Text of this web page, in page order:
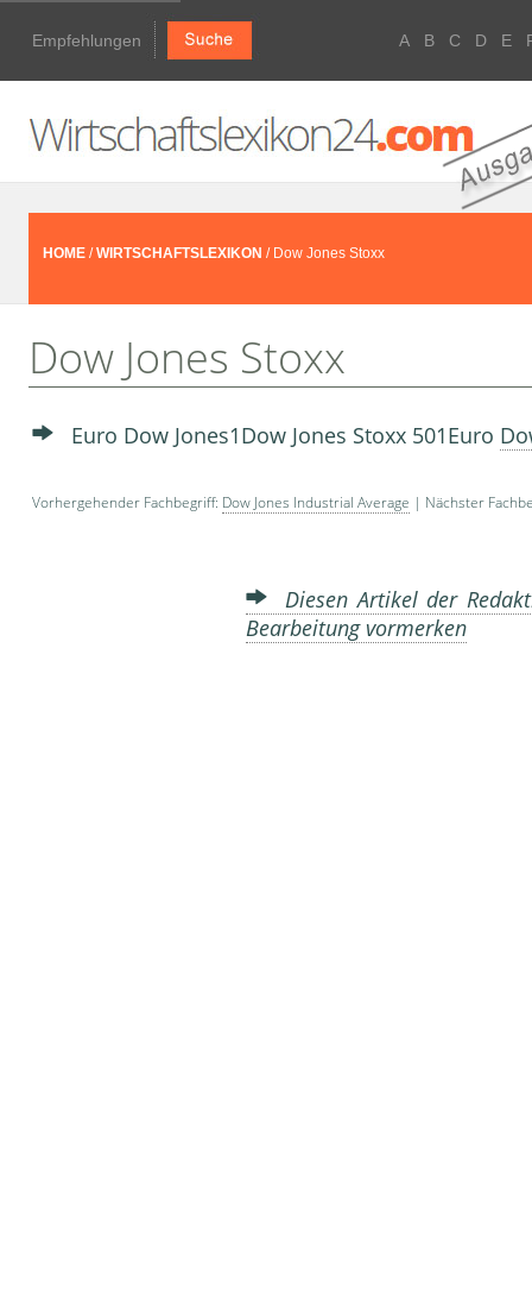
Empfehlungen A B C D E
HOME /WIRTSCHAFTSLEXIKON / Dow Jones Stoxx
Dow Jones Stoxx
Euro Dow Jones1Dow Jones Stoxx 501Euro
Vorhergehender Fachbegriff: Dow Jones Industrial Average | Nächster
Diesen Artikel der
Bearbeitung vormerken